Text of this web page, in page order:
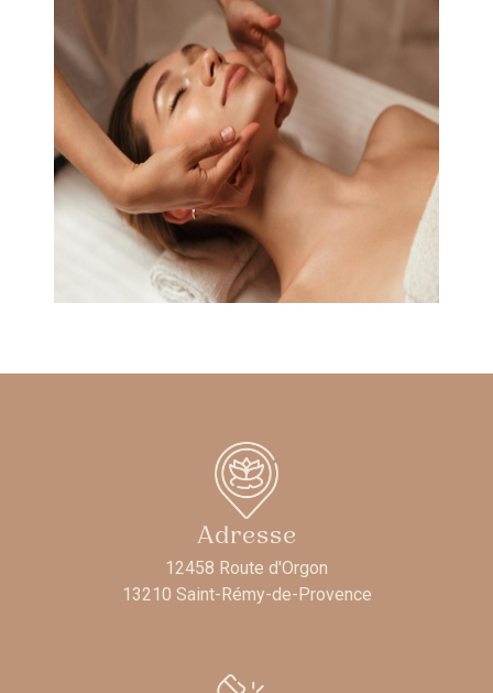
Adresse
12458 Route d'Orgon
13210 Saint-Rémy-de-Provence